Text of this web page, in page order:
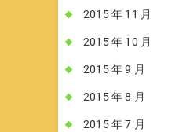
2015 年 11 月
2015 年 10 月
2015 年 9 月
2015 年 8 月
2015 年 7 月